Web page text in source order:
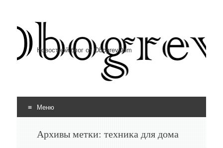
Новостной блог от ObogrevDom
Меню
Архивы метки: техника для дома